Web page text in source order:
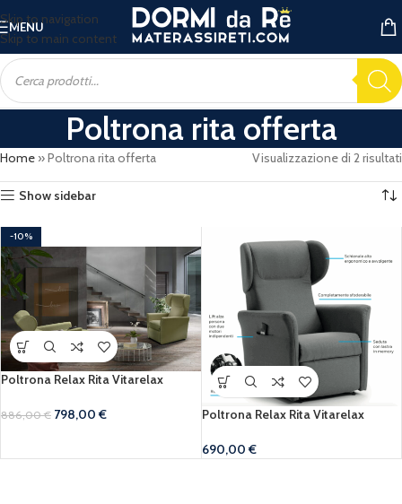
Skip to navigation
Skip to main content
MENU
Poltrona rita offerta
Home »Poltrona rita offerta Visualizzazione di 2 risultati
Show sidebar
-10%
Poltrona Relax Rita Vitarelax
886,00€ 798,00€ Poltrona Relax Rita Vitarelax
690,00€